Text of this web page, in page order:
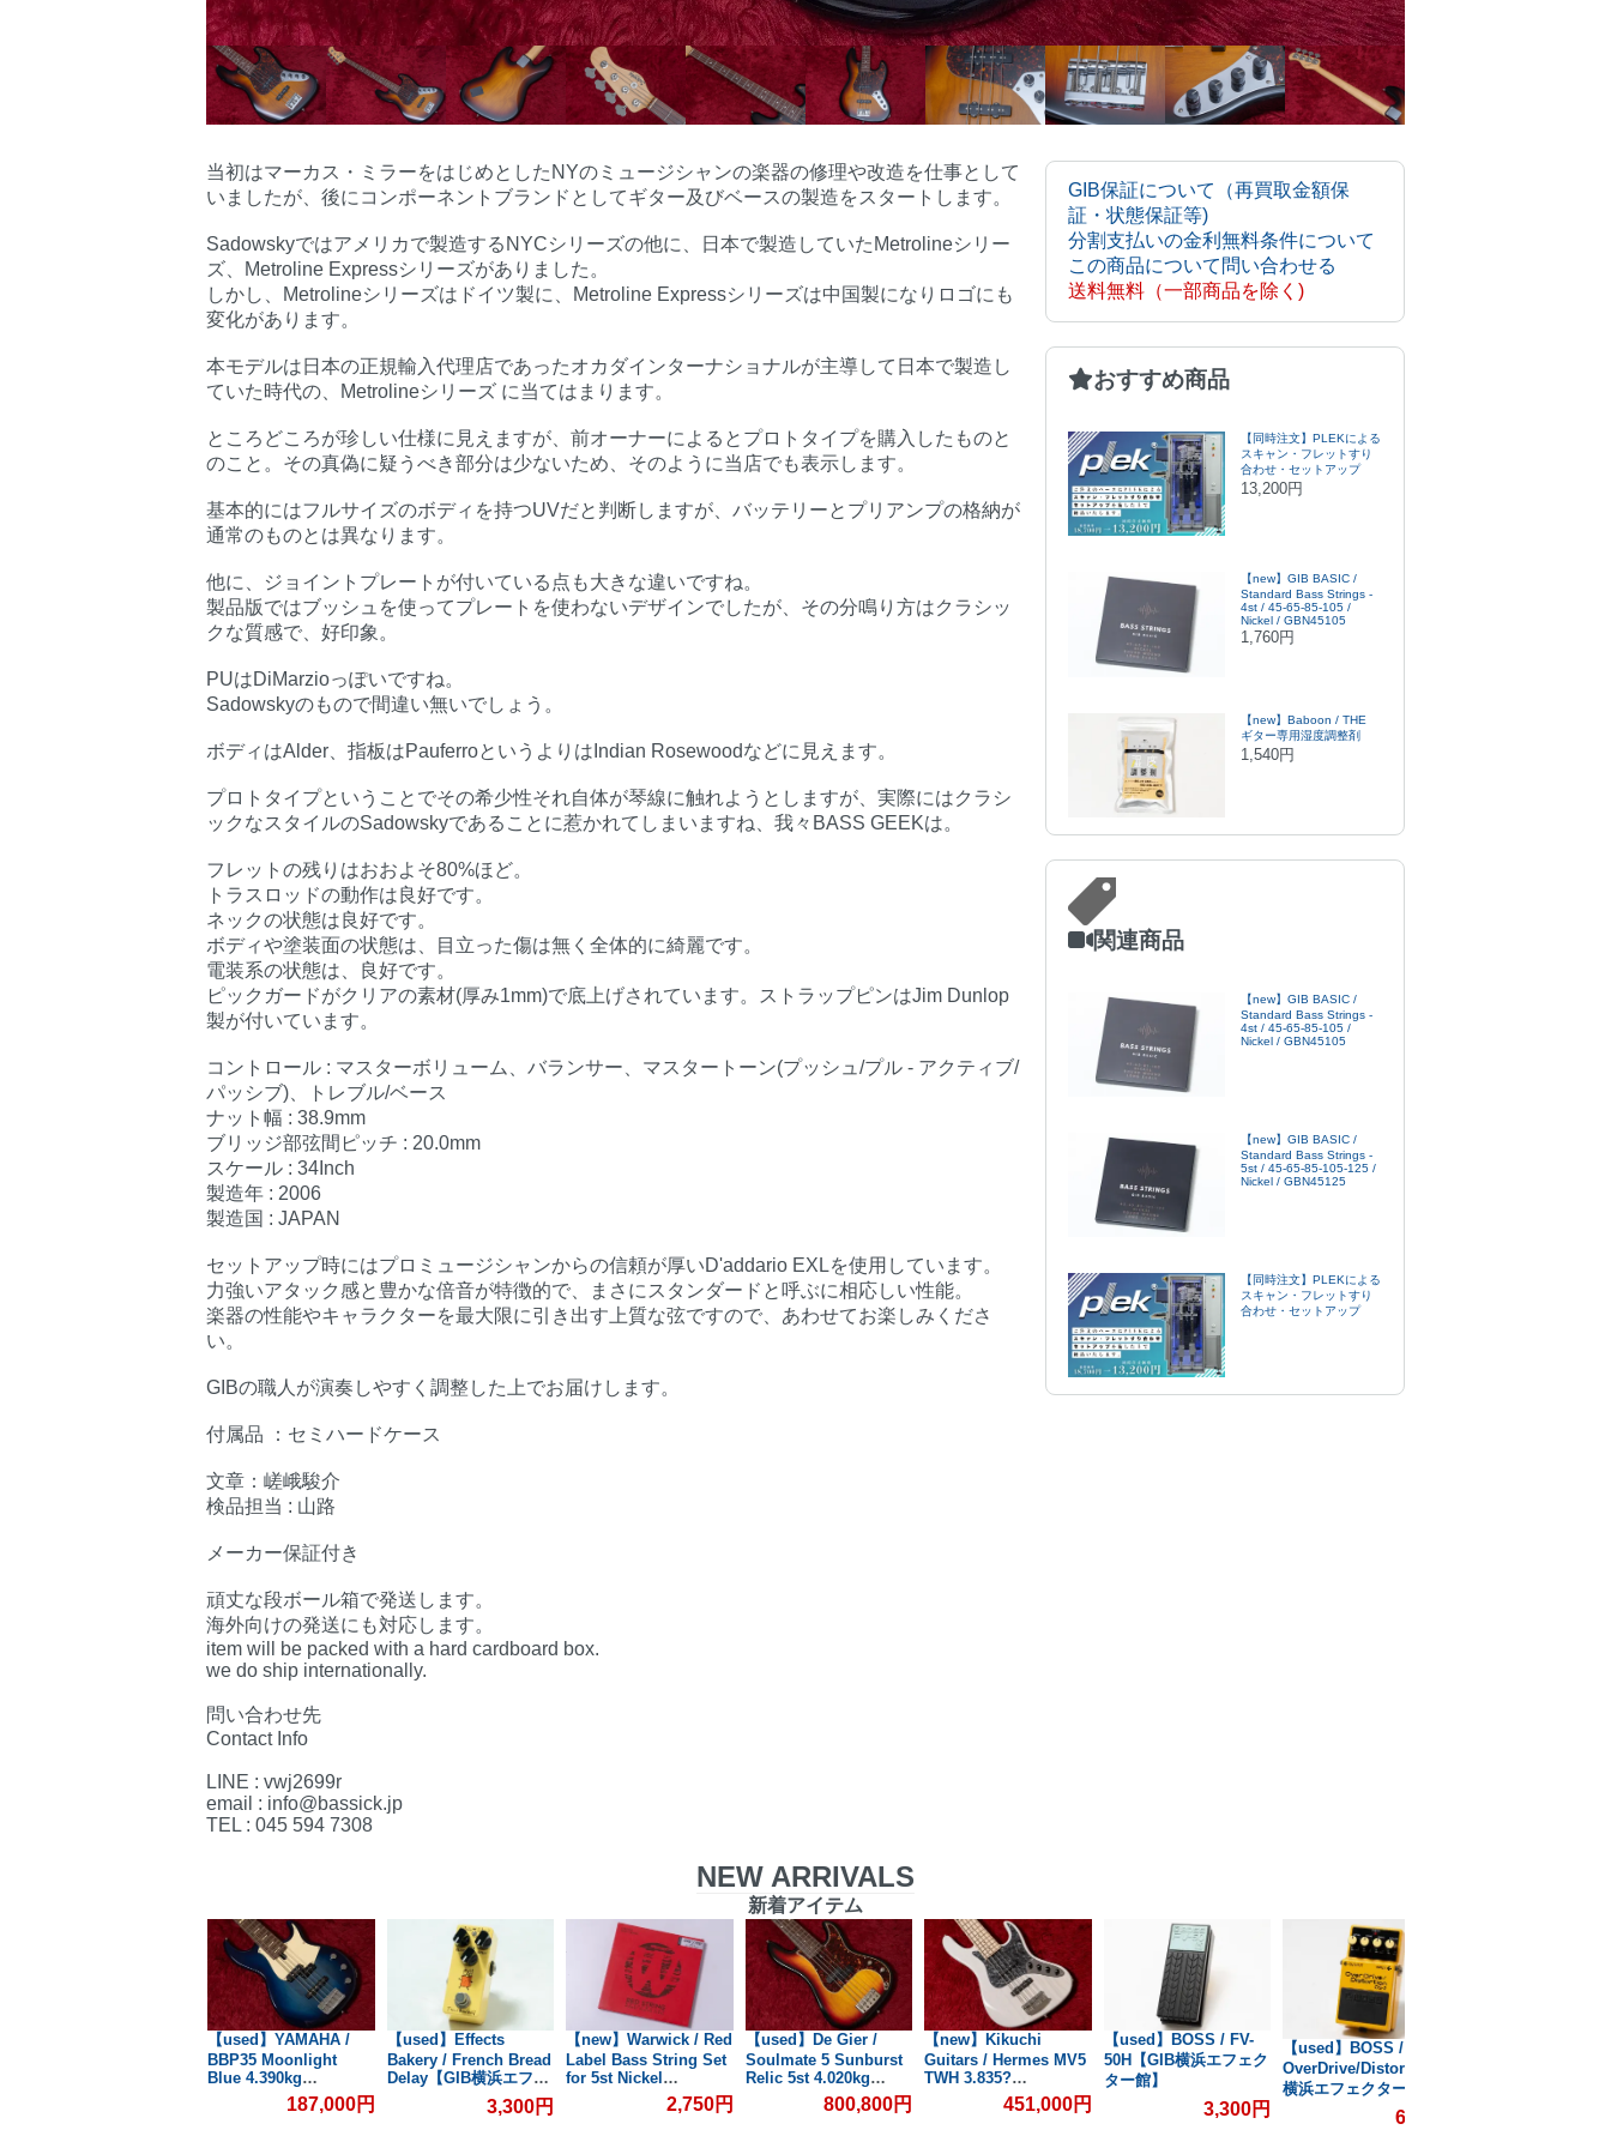
当初はマーカス・ミラーをはじめとしたNYのミュージシャンの楽器の修理や改造を仕事として
いましたが、後にコンポーネントブランドとしてギター及びベースの製造をスタートします。
Sadowskyではアメリカで製造するNYCシリーズの他に、日本で製造していたMetrolineシリー
ズ、Metroline Expressシリーズがありました。
しかし、Metrolineシリーズはドイツ製に、Metroline Expressシリーズは中国製になりロゴにも
変化があります。
本モデルは日本の正規輸入代理店であったオカダインターナショナルが主導して日本で製造し
ていた時代の、Metrolineシリーズ に当てはまります。
ところどころが珍しい仕様に見えますが、前オーナーによるとプロトタイプを購入したものと
のこと。その真偽に疑うべき部分は少ないため、そのように当店でも表示します。
基本的にはフルサイズのボディを持つUVだと判断しますが、バッテリーとプリアンプの格納が
通常のものとは異なります。
他に、ジョイントプレートが付いている点も大きな違いですね。
製品版ではブッシュを使ってプレートを使わないデザインでしたが、その分鳴り方はクラシッ
クな質感で、好印象。
PUはDiMarzioっぽいですね。
Sadowskyのもので間違い無いでしょう。
ボディはAlder、指板はPauferroというよりはIndian Rosewoodなどに見えます。
プロトタイプということでその希少性それ自体が琴線に触れようとしますが、実際にはクラシ
ックなスタイルのSadowskyであることに惹かれてしまいますね、我々BASS GEEKは。
フレットの残りはおおよそ80%ほど。
トラスロッドの動作は良好です。
ネックの状態は良好です。
ボディや塗装面の状態は、目立った傷は無く全体的に綺麗です。
電装系の状態は、良好です。
ピックガードがクリアの素材(厚み1mm)で底上げされています。ストラップピンはJim Dunlop
製が付いています。
コントロール : マスターボリューム、バランサー、マスタートーン(プッシュ/プル - アクティブ/
パッシブ)、トレブル/ベース
ナット幅 : 38.9mm
ブリッジ部弦間ピッチ : 20.0mm
スケール : 34Inch
製造年 : 2006
製造国 : JAPAN
セットアップ時にはプロミュージシャンからの信頼が厚いD'addario EXLを使用しています。
力強いアタック感と豊かな倍音が特徴的で、まさにスタンダードと呼ぶに相応しい性能。
楽器の性能やキャラクターを最大限に引き出す上質な弦ですので、あわせてお楽しみくださ
い。
GIBの職人が演奏しやすく調整した上でお届けします。
付属品 ：セミハードケース
文章：嵯峨駿介
検品担当 : 山路
メーカー保証付き
頑丈な段ボール箱で発送します。
海外向けの発送にも対応します。
item will be packed with a hard cardboard box.
we do ship internationally.
問い合わせ先
Contact Info
LINE : vwj2699r
email : info@bassick.jp
TEL : 045 594 7308
GIB保証について（再買取金額保
証・状態保証等)
分割支払いの金利無料条件について
この商品について問い合わせる
送料無料（一部商品を除く)
おすすめ商品
【同時注文】PLEKによる
スキャン・フレットすり
合わせ・セットアップ
13,200円
【new】GIB BASIC /
Standard Bass Strings -
4st / 45-65-85-105 /
Nickel / GBN45105
1,760円
【new】Baboon / THE
ギター専用湿度調整剤
1,540円
関連商品
【new】GIB BASIC /
Standard Bass Strings -
4st / 45-65-85-105 /
Nickel / GBN45105
【new】GIB BASIC /
Standard Bass Strings -
5st / 45-65-85-105-125 /
Nickel / GBN45125
【同時注文】PLEKによる
スキャン・フレットすり
合わせ・セットアップ
NEW ARRIVALS
新着アイテム
【used】YAMAHA /
BBP35 Moonlight
Blue 4.390kg
#ILM248E【GIB横浜】
187,000円
【used】Effects
Bakery / French Bread
Delay【GIB横浜エフェ
3,300円
【new】Warwick / Red
Label Bass String Set
for 5st Nickel
045/135【GIB兵庫】
2,750円
【used】De Gier /
Soulmate 5 Sunburst
Relic 5st 4.020kg
#147【委託品】【GIB
800,800円
【new】Kikuchi
Guitars / Hermes MV5
TWH 3.835?
#751【GIB横浜】451,000円
【used】BOSS / FV-
50H【GIB横浜エフェク
ター館】
3,300円
【used】BOSS / OS-2
OverDrive/Distortion【GIB
横浜エフェクター館】
6,600円